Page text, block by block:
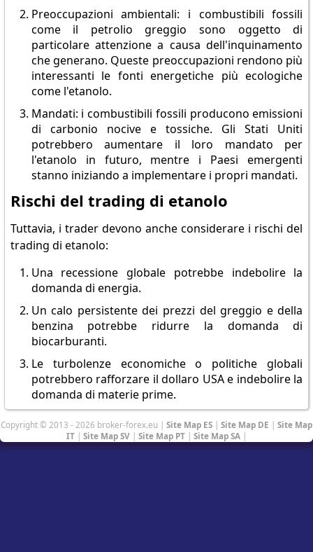
Preoccupazioni ambientali: i combustibili fossili
come il petrolio greggio sono oggetto di
particolare attenzione a causa dell'inquinamento
che generano. Queste preoccupazioni rendono più
interessanti le fonti energetiche più ecologiche
come l'etanolo.
Mandati: i combustibili fossili producono emissioni
di carbonio nocive e tossiche. Gli Stati Uniti
potrebbero aumentare il loro mandato per
l'etanolo in futuro, mentre i Paesi emergenti
stanno iniziando a implementare i propri mandati.
Rischi del trading di etanolo
Tuttavia, i trader devono anche considerare i rischi del
trading di etanolo:
Una recessione globale potrebbe indebolire la
domanda di energia.
Un calo persistente dei prezzi del greggio e della
benzina potrebbe ridurre la domanda di
biocarburanti.
Le turbolenze economiche o politiche globali
potrebbero rafforzare il dollaro USA e indebolire la
domanda di materie prime.
Copyright © 2013 - 2026 broker-forex.eu | Site Map ES | Site Map DE | Site Map
IT | Site Map SV | Site Map PT | Site Map SA |